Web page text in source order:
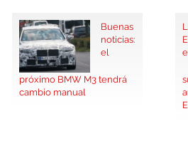
Buenas
noticias:
el
próximo BMW M3 tendrá
cambio manual